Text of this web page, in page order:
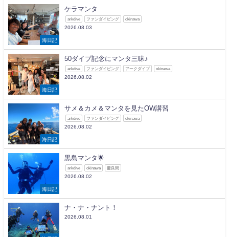
海日記
ケラマンタ
arkdive ファンダイビング okinawa
2026.08.03
海日記
50ダイブ記念にマンタ三昧♪
arkdive ファンダイビング アークダイブ okinawa
2026.08.02
海日記
サメ＆カメ＆マンタを見たOW講習
arkdive ファンダイビング okinawa
2026.08.02
海日記
黒島マンタ🌟
arkdive okinawa 慶良間
2026.08.02
ナ・ナ・ナント！
2026.08.01